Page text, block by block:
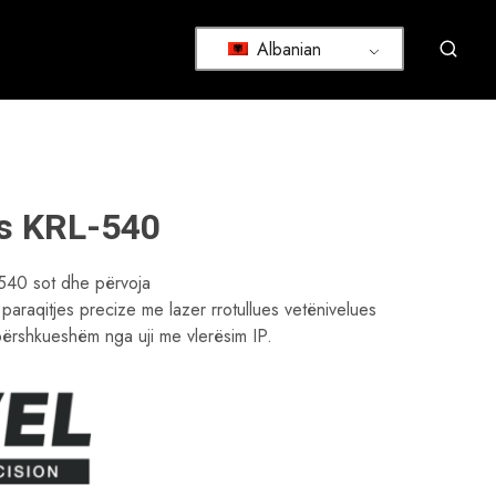
Albanian
KRL-540
sot dhe përvoja
precize me lazer rrotullues vetënivelues
nga uji me vlerësim IP.